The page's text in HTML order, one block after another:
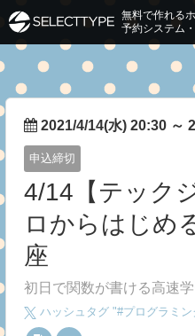
2021/4/14(水) 20:30 ～
申込締切
4/14【テック
ロからはじめ
座
初日で関数が書ける高速
ハッシュタグ "#プログラミ
無料で作れる
予約システム